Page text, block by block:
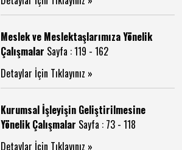
Meslek ve Meslektaşlarımıza Yönelik
Çalışmalar Sayfa : 119 - 162
Detaylar İçin Tıklayınız »
Kurumsal İşleyişin Geliştirilmesine
Yönelik Çalışmalar Sayfa : 73 - 118
Detaylar İçin Tıklayınız »